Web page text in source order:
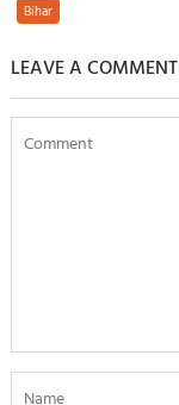
Bihar
LEAVE A COMMENT